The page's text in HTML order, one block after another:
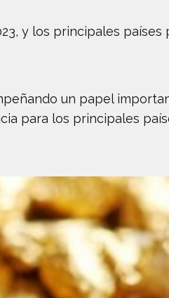
y los principales
un papel
para los principales